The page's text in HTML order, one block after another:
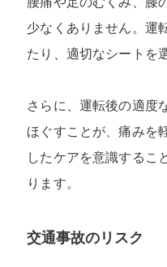
少なくありません。運
たり、適切なシートを
さらに、運転後の適度
ほぐすことが、痛みを
したケアを意識するこ
ります。
交通事故のリスク